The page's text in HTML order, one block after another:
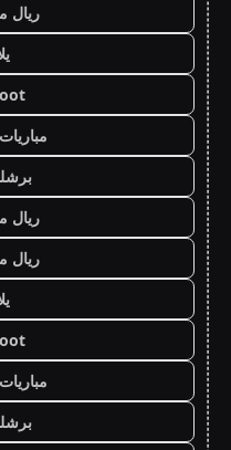
ريال
ريال
ريال